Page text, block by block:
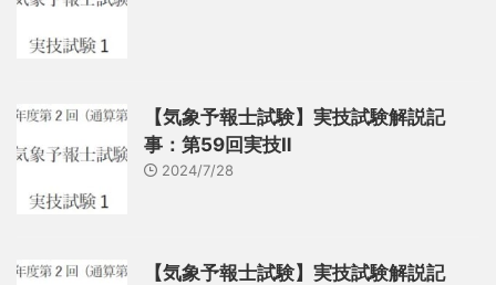
【気象予報士試験】実技試験解説記
事：第59回実技Ⅱ
2024/7/28
【気象予報士試験】実技試験解説記